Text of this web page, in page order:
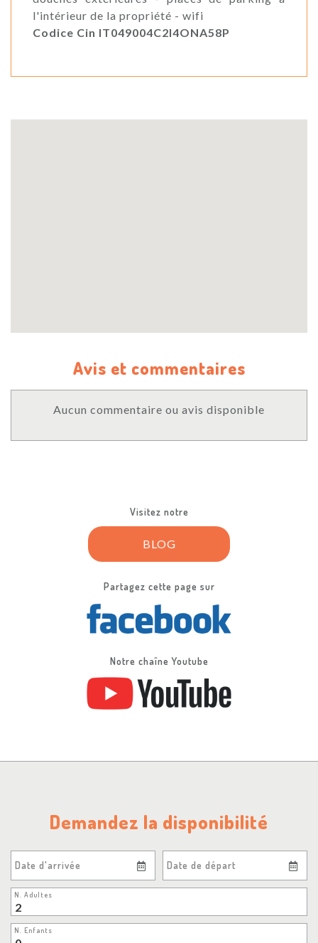
l'intérieur de la propriété - wifi
Codice Cin IT049004C2I4ONA58P
Avis et commentaires
Aucun commentaire ou avis disponible
Visitez notre
BLOG
Partagez cette page sur
Notre chaîne Youtube
Demandez la disponibilité
Date d'arrivée Date de départ
N. Adultes
N. Enfants